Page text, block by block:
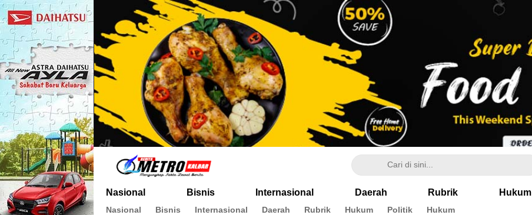
Metro Kalbar
Inspirasi Untuk Negeri
Nasional Bisnis Internasional Daerah Rubrik Hukum
Nasional Bisnis Internasional Daerah Rubrik Hukum Politik
Hukum